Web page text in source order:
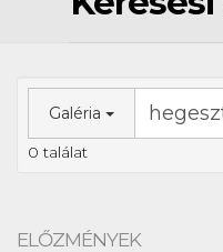
Galéria
0 találat
ELŐZMÉNYEK